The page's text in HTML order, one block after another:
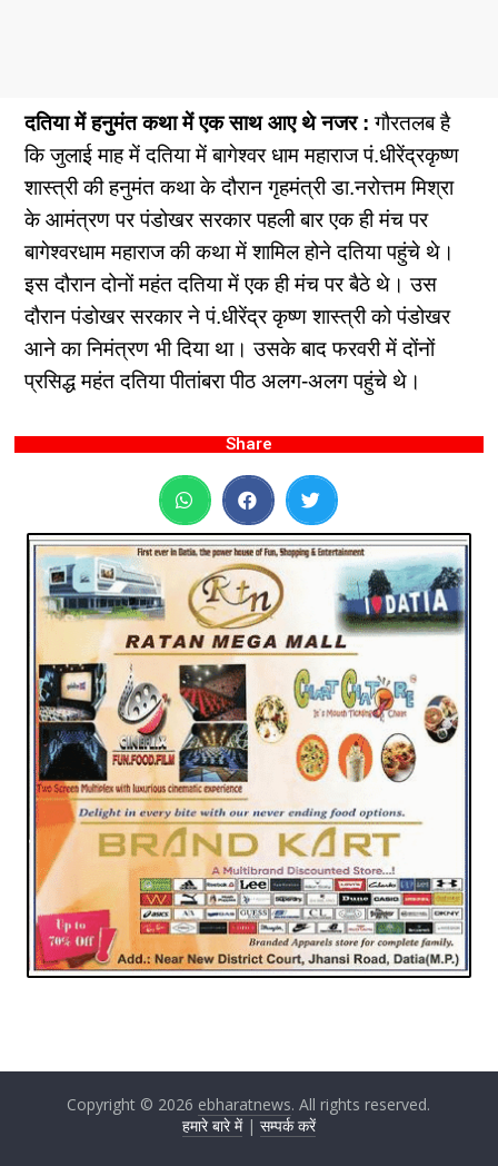
दतिया में हनुमंत कथा में एक साथ आए थे नजर : गौरतलब है
कि जुलाई माह में दतिया में बागेश्वर धाम महाराज पं.धीरेंद्रकृष्ण
शास्त्री की हनुमंत कथा के दौरान गृहमंत्री डा.नरोत्तम मिश्रा
के आमंत्रण पर पंडोखर सरकार पहली बार एक ही मंच पर
बागेश्वरधाम महाराज की कथा में शामिल होने दतिया पहुंचे थे।
इस दौरान दोनों महंत दतिया में एक ही मंच पर बैठे थे। उस
दौरान पंडोखर सरकार ने पं.धीरेंद्र कृष्ण शास्त्री को पंडोखर
आने का निमंत्रण भी दिया था। उसके बाद फरवरी में दोंनों
प्रसिद्ध महंत दतिया पीतांबरा पीठ अलग-अलग पहुंचे थे।
Share
Copyright © 2026 ebharatnews. All rights reserved.
हमारे बारे में| सम्पर्क करें